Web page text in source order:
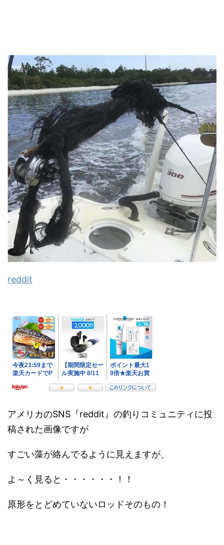
reddit
アメリカのSNS『reddit』の釣りコミュニティに投
稿された画像ですが
すごい藻が絡んでるように見えますが、
よ～く見ると・・・・・・！！
原形をとどめていないロッドそのもの！